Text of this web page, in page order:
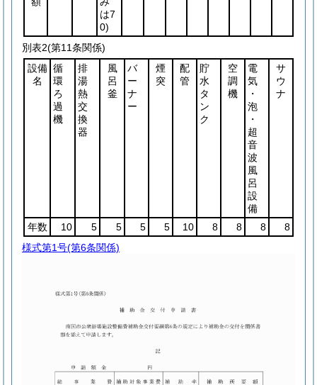
は7
0)
別表2(第11条関係)
設備
名
循
環
ろ
過
機
排
湯
熱
交
換
器
風
呂
釜
バ
ー
ナ
ー
煙
突
配
管
貯
水
タ
ン
ク
空
調
機
電
気
・
泡
・
超
音
波
風
呂
設
備
サ
ウ
ナ
年数 10 5 5 5 5 10 8 8 8
8
様式第1号(第6条関係)